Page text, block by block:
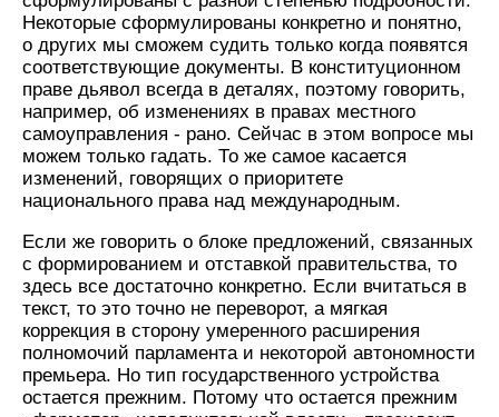
Некоторые сформулированы конкретно и понятно,
о других мы сможем судить только когда появятся
соответствующие документы. В конституционном
праве дьявол всегда в деталях, поэтому говорить,
например, об изменениях в правах местного
самоуправления - рано. Сейчас в этом вопросе мы
можем только гадать. То же самое касается
изменений, говорящих о приоритете
национального права над международным.
Если же говорить о блоке предложений, связанных
с формированием и отставкой правительства, то
здесь все достаточно конкретно. Если вчитаться в
текст, то это точно не переворот, а мягкая
коррекция в сторону умеренного расширения
полномочий парламента и некоторой автономности
премьера. Но тип государственного устройства
остается прежним. Потому что остается прежним